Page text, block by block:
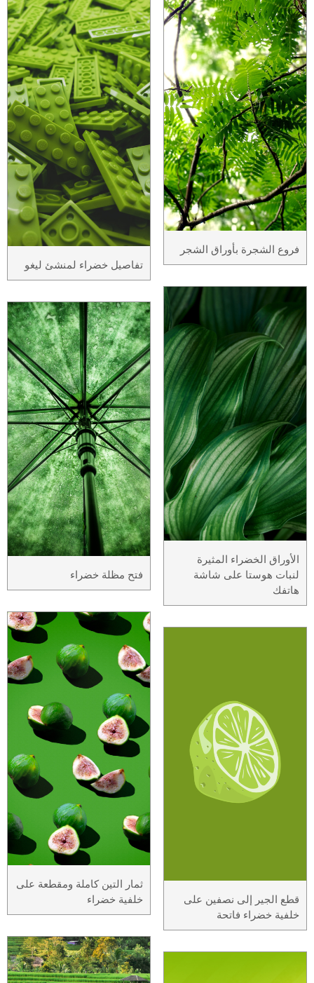
فروع الشجرة بأوراق الشجر
الأوراق الخضراء المثيرة
لنبات هوستا على شاشة
هاتفك
قطع الجير إلى نصفين على
خلفية خضراء فاتحة
تفاصيل خضراء لمنشئ ليغو
فتح مظلة خضراء
ثمار التين كاملة ومقطعة على
خلفية خضراء